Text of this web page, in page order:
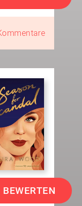
BEWERTEN